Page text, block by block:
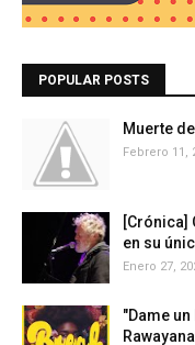
POPULAR POSTS
Muerte
Febrero 11,
[Crónica]
en su
Enero 27,
"Dame
Rawayana